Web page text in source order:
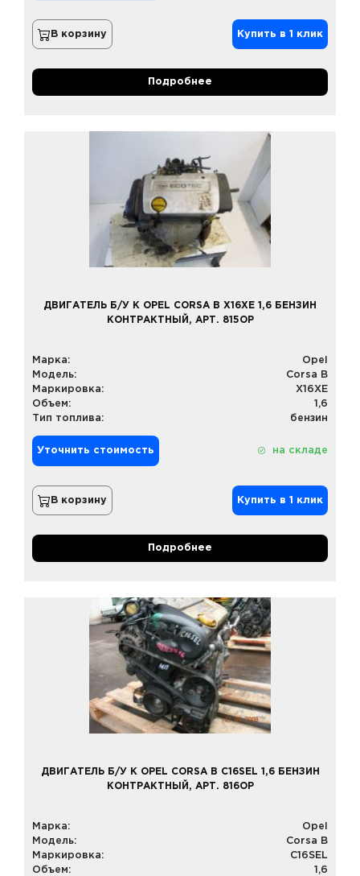
В корзину Купить в 1 клик
Подробнее
ДВИГАТЕЛЬ Б/У К OPEL CORSA B X16XE 1,6 БЕНЗИН
КОНТРАКТНЫЙ, АРТ. 815OP
Марка:
Opel
Модель:
Corsa B
Маркировка:
X16XE
Объем:
1,6
Тип топлива:
бензин
Уточнить стоимость на складе
В корзину Купить в 1 клик
Подробнее
ДВИГАТЕЛЬ Б/У К OPEL CORSA B C16SEL 1,6 БЕНЗИН
КОНТРАКТНЫЙ, АРТ. 816OP
Марка:
Opel
Модель:
Corsa B
Маркировка:
C16SEL
Объем:
1,6